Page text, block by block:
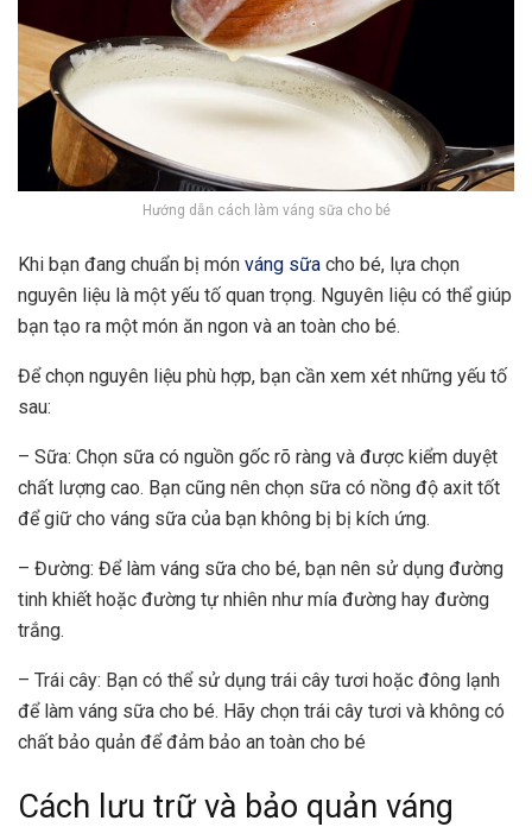
Hướng dẫn cách làm váng sữa cho bé
Khi bạn đang chuẩn bị món váng sữa cho bé, lựa chọn
nguyên liệu là một yếu tố quan trọng. Nguyên liệu có thể giúp
bạn tạo ra một món ăn ngon và an toàn cho bé.
Để chọn nguyên liệu phù hợp, bạn cần xem xét những yếu tố
sau:
– Sữa: Chọn sữa có nguồn gốc rõ ràng và được kiểm duyệt
chất lượng cao. Bạn cũng nên chọn sữa có nồng độ axit tốt
để giữ cho váng sữa của bạn không bị bị kích ứng.
– Đường: Để làm váng sữa cho bé, bạn nên sử dụng đường
tinh khiết hoặc đường tự nhiên như mía đường hay đường
trắng.
– Trái cây: Bạn có thể sử dụng trái cây tươi hoặc đông lạnh
để làm váng sữa cho bé. Hãy chọn trái cây tươi và không có
chất bảo quản để đảm bảo an toàn cho bé
Cách lưu trữ và bảo quản váng